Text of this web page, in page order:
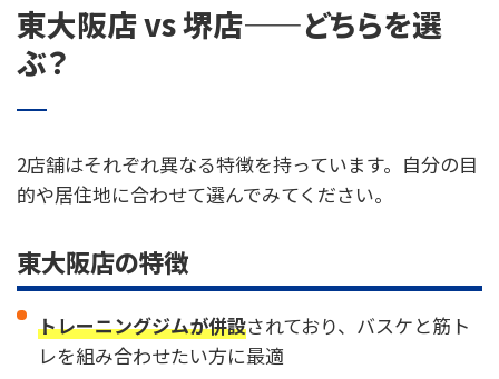
東大阪店 vs 堺店——どちらを選
ぶ？
2店舗はそれぞれ異なる特徴を持っています。自分の目
的や居住地に合わせて選んでみてください。
東大阪店の特徴
トレーニングジムが併設されており、バスケと筋ト
レを組み合わせたい方に最適